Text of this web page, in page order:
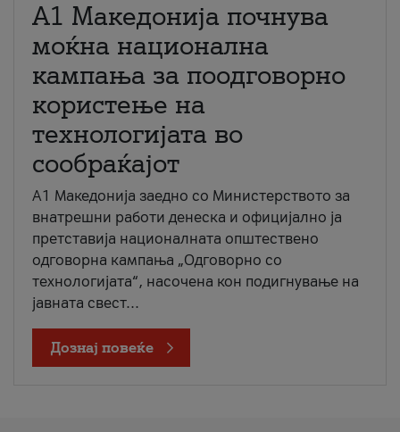
A1 Македонија почнува
моќна национална
кампања за поодговорно
користење на
технологијата во
сообраќајот
A1 Македонија заедно со Министерството за
внатрешни работи денеска и официјално ја
претставија националната општествено
одговорна кампања „Одговорно со
технологијата“, насочена кон подигнување на
јавната свест...
Дознај повеќе